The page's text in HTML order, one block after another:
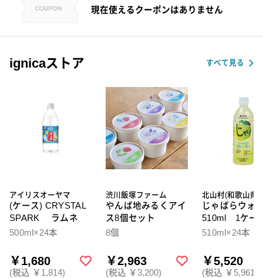
現在使えるクーポンはありません
ignicaストア すべて見る
アイリスオーヤマ
(ケース) CRYSTAL
SPARK ラムネ
500ml×24本
￥1,680
(税込 ￥1,814)
渋川飯塚ファーム
やんば地みるくアイ
ス8個セット
8個
￥2,963
(税込 ￥3,200)
北山村(和歌山県)
じゃばらウォ
510ml 1ケー
本入
510ml×24本
￥5,520
(税込 ￥5,961)